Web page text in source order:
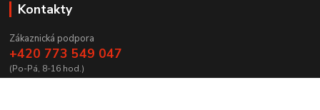
Kontakty
Zákaznická podpora
+420 773 549 047
(Po-Pá, 8-16 hod.)